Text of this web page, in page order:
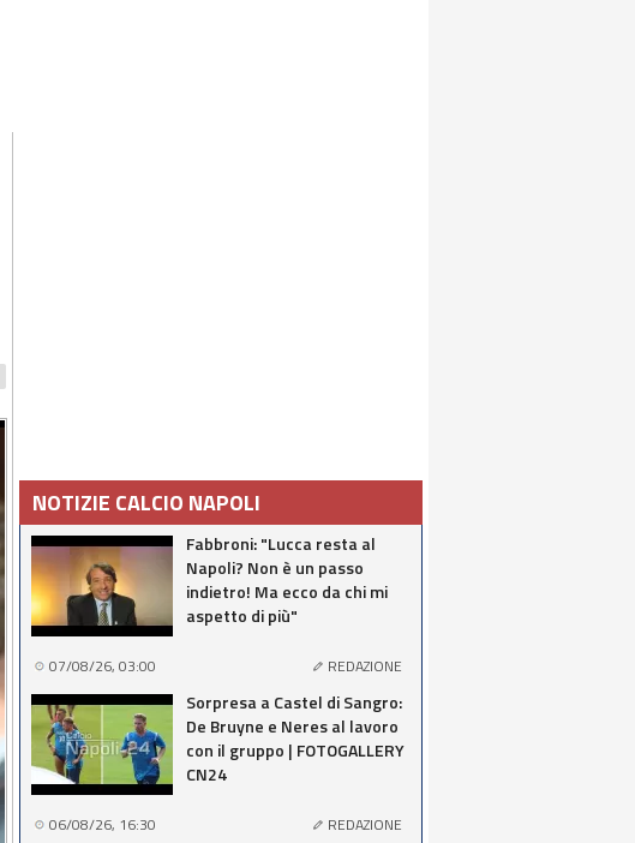
NOTIZIE CALCIO NAPOLI
Fabbroni: "Lucca resta al
Napoli? Non è un passo
indietro! Ma ecco da chi mi
aspetto di più"
07/08/26, 03:00 REDAZIONE
Sorpresa a Castel di Sangro:
De Bruyne e Neres al lavoro
con il gruppo | FOTOGALLERY
CN24
06/08/26, 16:30 REDAZIONE